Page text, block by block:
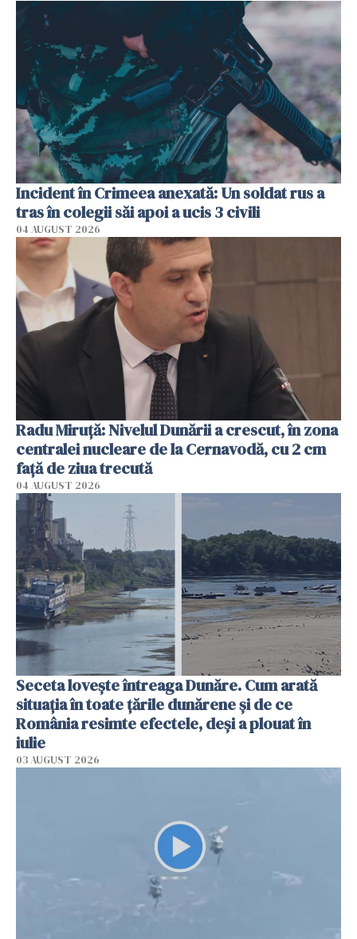
Incident în Crimeea anexată: Un soldat rus a
tras în colegii săi apoi a ucis 3 civili
04 AUGUST 2026
Radu Miruţă: Nivelul Dunării a crescut, în zona
centralei nucleare de la Cernavodă, cu 2 cm
faţă de ziua trecută
04 AUGUST 2026
Seceta lovește întreaga Dunăre. Cum arată
situația în toate țările dunărene și de ce
România resimte efectele, deși a plouat în
iulie
03 AUGUST 2026